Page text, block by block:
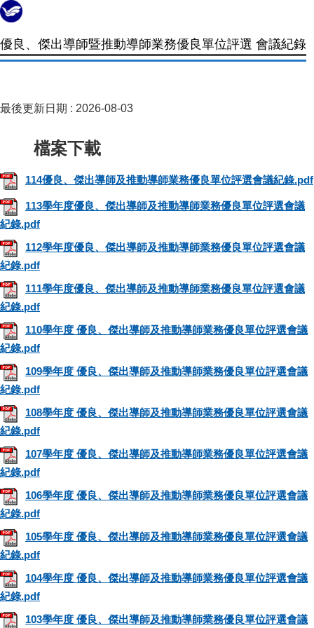
優良、傑出導師暨推動導師業務優良單位評選 會議紀錄
最後更新日期 : 2026-08-03
114優良、傑出導師及推動導師業務優良單位評選會議紀錄.pdf
113學年度優良、傑出導師及推動導師業務優良單位評選會議
紀錄.pdf
112學年度優良、傑出導師及推動導師業務優良單位評選會議
紀錄.pdf
111學年度優良、傑出導師及推動導師業務優良單位評選會議
紀錄.pdf
110學年度 優良、傑出導師及推動導師業務優良單位評選會議
紀錄.pdf
109學年度 優良、傑出導師及推動導師業務優良單位評選會議
紀錄.pdf
108學年度 優良、傑出導師及推動導師業務優良單位評選會議
紀錄.pdf
107學年度 優良、傑出導師及推動導師業務優良單位評選會議
紀錄.pdf
106學年度 優良、傑出導師及推動導師業務優良單位評選會議
紀錄.pdf
105學年度 優良、傑出導師及推動導師業務優良單位評選會議
紀錄.pdf
104學年度 優良、傑出導師及推動導師業務優良單位評選會議
紀錄.pdf
103學年度 優良、傑出導師及推動導師業務優良單位評選會議